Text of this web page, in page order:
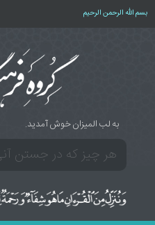
بسم الله الرحمن الرحیم
به لب المیزان خوش آمدید.